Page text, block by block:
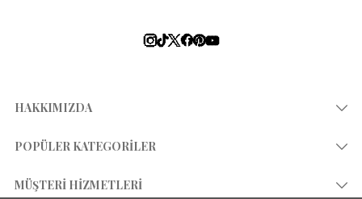
HAKKIMIZDA
Hikayemiz
Heritage Store
POPÜLER KATEGORİLER
Kolonya 80°
MÜŞTERİ HİZMETLERİ